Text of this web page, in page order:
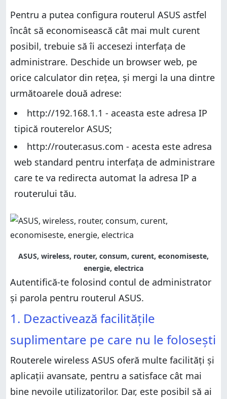
3. Dezactivează rețelele wireless emise pe care nu le
folosești
4. Ajustează puterea de transmisie a rețelei wireless
5. Creează un program pentru emiterea rețelei
wireless
Ești mulțumit de consumul de curent al routerului
tău ASUS?
le folosești
3. Dezactivează rețelele wireless emise pe care nu le
folosești
4. Ajustează puterea de transmisie a rețelei wireless
5. Creează un program pentru emiterea rețelei
wireless
Ești mulțumit de consumul de curent al routerului
tău ASUS?
Pentru a putea configura routerul ASUS astfel
încât să economisească cât mai mult curent
posibil, trebuie să îi accesezi interfața de
administrare. Deschide un browser web, pe
orice calculator din rețea, și mergi la una dintre
următoarele două adrese:
http://192.168.1.1 - aceasta este adresa IP
tipică routerelor ASUS;
http://router.asus.com - acesta este adresa
web standard pentru interfața de administrare
care te va redirecta automat la adresa IP a
routerului tău.
ASUS, wireless, router, consum, curent, economiseste,
energie, electrica
Autentifică-te folosind contul de administrator
și parola pentru routerul ASUS.
1. Dezactivează facilitățile
suplimentare pe care nu le folosești
Routerele wireless ASUS oferă multe facilități și
aplicații avansate, pentru a satisface cât mai
bine nevoile utilizatorilor. Dar, este posibil să ai